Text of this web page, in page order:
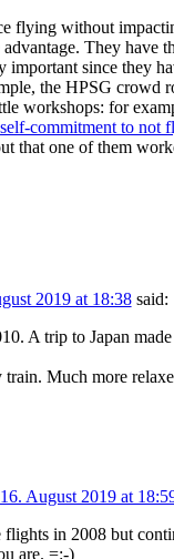
flying without
They have
important since they
the HPSG crowd
workshops: for
self-commitment to not
that one of them
2019 at 18:38 said:
A trip to Japan
Much more
16. August 2019 at
in 2008 but
are. =:-)